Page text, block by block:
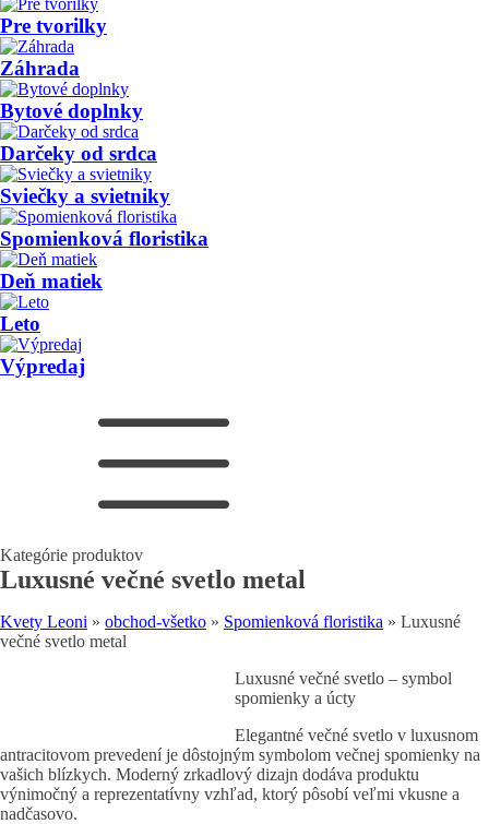
Pre tvorilky
Záhrada
Bytové doplnky
Darčeky od srdca
Sviečky a svietniky
Spomienková floristika
Deň matiek
Leto
Výpredaj
Kategórie produktov
Luxusné večné svetlo metal
Kvety Leoni » obchod-všetko » Spomienková floristika » Luxusné
večné svetlo metal
Luxusné večné svetlo – symbol
spomienky a úcty
Elegantné večné svetlo v luxusnom
antracitovom prevedení je dôstojným symbolom večnej spomienky na
vašich blízkych. Moderný zrkadlový dizajn dodáva produktu
výnimočný a reprezentatívny vzhľad, ktorý pôsobí veľmi vkusne a
nadčasovo.